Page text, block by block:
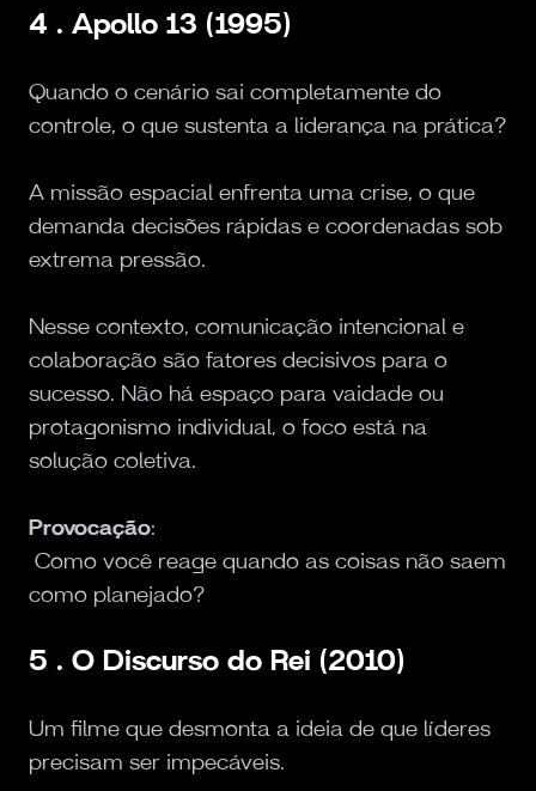
4 . Apollo 13 (1995)
Quando o cenário sai completamente do
controle, o que sustenta a liderança na prática?
A missão espacial enfrenta uma crise, o que
demanda decisões rápidas e coordenadas sob
extrema pressão.
Nesse contexto, comunicação intencional e
colaboração são fatores decisivos para o
sucesso. Não há espaço para vaidade ou
protagonismo individual, o foco está na
solução coletiva.
Provocação:
Como você reage quando as coisas não saem
como planejado?
5 . O Discurso do Rei (2010)
Um filme que desmonta a ideia de que líderes
precisam ser impecáveis.